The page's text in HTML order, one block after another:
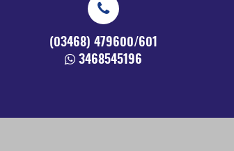
(03468) 479600/601
3468545196